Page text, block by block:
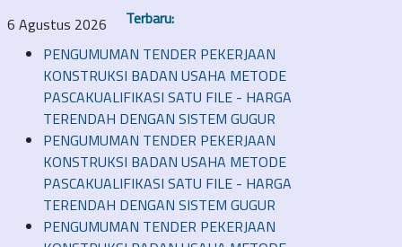
6 Agustus 2026
Terbaru:
PENGUMUMAN TENDER PEKERJAAN
KONSTRUKSI BADAN USAHA METODE
PASCAKUALIFIKASI SATU FILE - HARGA
TERENDAH DENGAN SISTEM GUGUR
PENGUMUMAN TENDER PEKERJAAN
KONSTRUKSI BADAN USAHA METODE
PASCAKUALIFIKASI SATU FILE - HARGA
TERENDAH DENGAN SISTEM GUGUR
PENGUMUMAN TENDER PEKERJAAN